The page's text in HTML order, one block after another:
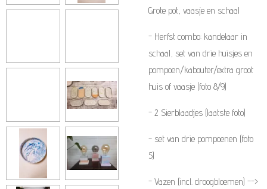
Grote pot, vaasje en schaal
- Herfst combo: kandelaar in
schaal, set van drie huisjes en
pompoen/kabouter/extra groot
huis of vaasje (foto 8/9)
- 2 Sierblaadjes (laatste foto)
- set van drie pompoenen (foto
5)
- Vazen (incl. droogbloemen) -->